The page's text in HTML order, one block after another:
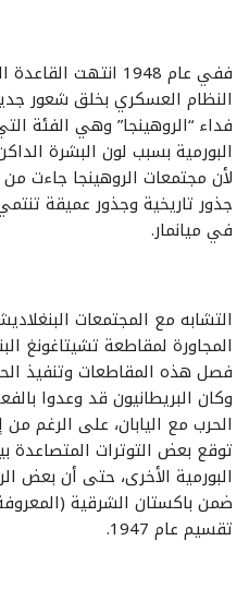
ففي عام 1948 انتهت
النظام العسكري بخلق شعور
فداء “الروهينجا” وهي الفئة
البورمية بسبب لون البشرة
لأن مجتمعات الروهينجا جاءت
جذور تاريخية وجذور عميقة
في ميانمار.
التشابه مع المجتمعات
المجاورة لمقاطعة تشيتاغونغ
فصل هذه المقاطعات وتنفيذ
وكان البريطانيون قد وعدوا
الحرب مع اليابان، على الرغم
توقع بعض التوترات المتصاعدة
البورمية الأخرى، حتى أن بعض
ضمن باكستان الشرقية
تقسيم عام 1947.